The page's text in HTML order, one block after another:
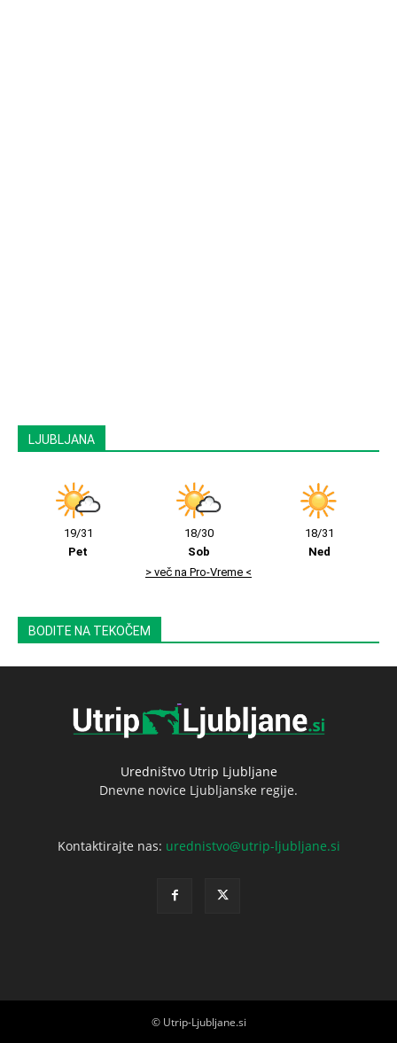
LJUBLJANA
19/31
Pet
18/30
Sob
18/31
Ned
> več na Pro-Vreme <
BODITE NA TEKOČEM
Uredništvo Utrip Ljubljane
Dnevne novice Ljubljanske regije.
Kontaktirajte nas: urednistvo@utrip-ljubljane.si
© Utrip-Ljubljane.si